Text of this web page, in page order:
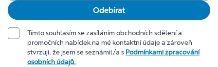
Odebírat
Tímto souhlasím se zasíláním obchodních sdělení a
promočních nabídek na mé kontaktní údaje a zároveň
stvrzuji, že jsem se seznámil/a s Podmínkami zpracování
osobních údajů.